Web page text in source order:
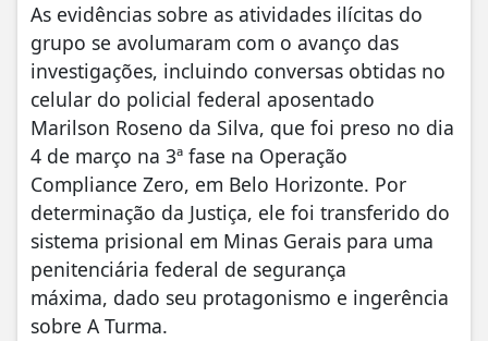
As evidências sobre as atividades ilícitas do
grupo se avolumaram com o avanço das
investigações, incluindo conversas obtidas no
celular do policial federal aposentado
Marilson Roseno da Silva, que foi preso no dia
4 de março na 3ª fase na Operação
Compliance Zero, em Belo Horizonte. Por
determinação da Justiça, ele foi transferido do
sistema prisional em Minas Gerais para uma
penitenciária federal de segurança
máxima, dado seu protagonismo e ingerência
sobre A Turma.